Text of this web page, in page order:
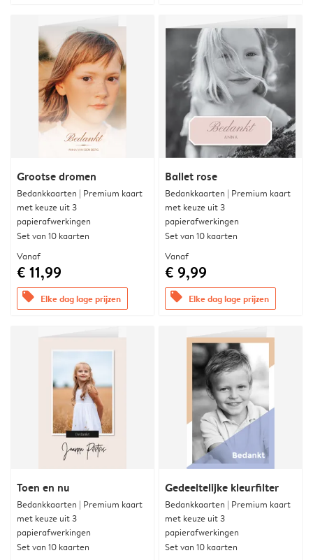
Grootse dromen
Bedankkaarten | Premium kaart
met keuze uit 3
papierafwerkingen
Set van 10 kaarten
Vanaf
€ 11,99
offers Elke dag lage prijzen
Ballet rose
Bedankkaarten | Premium kaart
met keuze uit 3
papierafwerkingen
Set van 10 kaarten
Vanaf
€ 9,99
offers Elke dag lage prijzen
Toen en nu
Bedankkaarten | Premium kaart
met keuze uit 3
papierafwerkingen
Set van 10 kaarten
Gedeeltelijke kleurfilter
Bedankkaarten | Premium kaart
met keuze uit 3
papierafwerkingen
Set van 10 kaarten